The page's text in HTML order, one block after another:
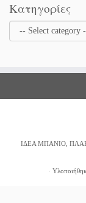
Κατηγορίες
ΙΔΕΑ ΜΠΑΝΙΟ,
·